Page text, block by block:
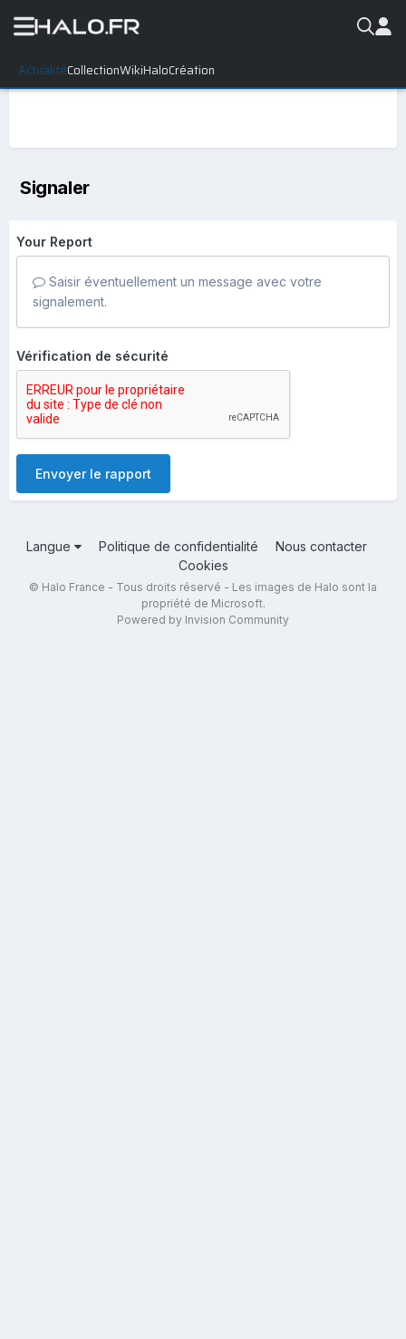
ActualitéCollectionWikiHaloCréation
Signaler
Your Report
Saisir éventuellement un message avec votre
signalement.
Vérification de sécurité
Envoyer le rapport
Langue Politique de confidentialité
Nous contacter
Cookies
© Halo France - Tous droits réservé - Les images de Halo sont la
propriété de Microsoft.
Powered by Invision Community